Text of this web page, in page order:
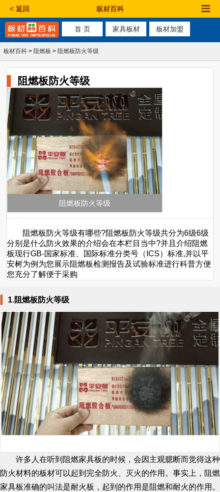
< 返回 板材百科
首 页 家具板材 板材加盟
板材百科 > 阻燃板 > 阻燃板防火等级
阻燃板防火等级
阻燃板防火等级
阻燃板防火等级有哪些?阻燃板防火等级共分为6级6级
分别是什么防火效果的介绍会在本栏目当中?并且介绍阻燃
板现行GB-国家标准、国际标准分类号（ICS）标准,并以平
安树为例为您展示阻燃板检测报告及试验标准进行科普方便
您充分了解便于采购
1.阻燃板防火等级
许多人在听到阻燃家具板的时候，会因主观臆断而觉得这种
防火材料的板材可以起到完全防火、灭火的作用。事实上，阻燃
家具板准确的叫法是耐火板，起到的作用是阻燃和耐火的作用。